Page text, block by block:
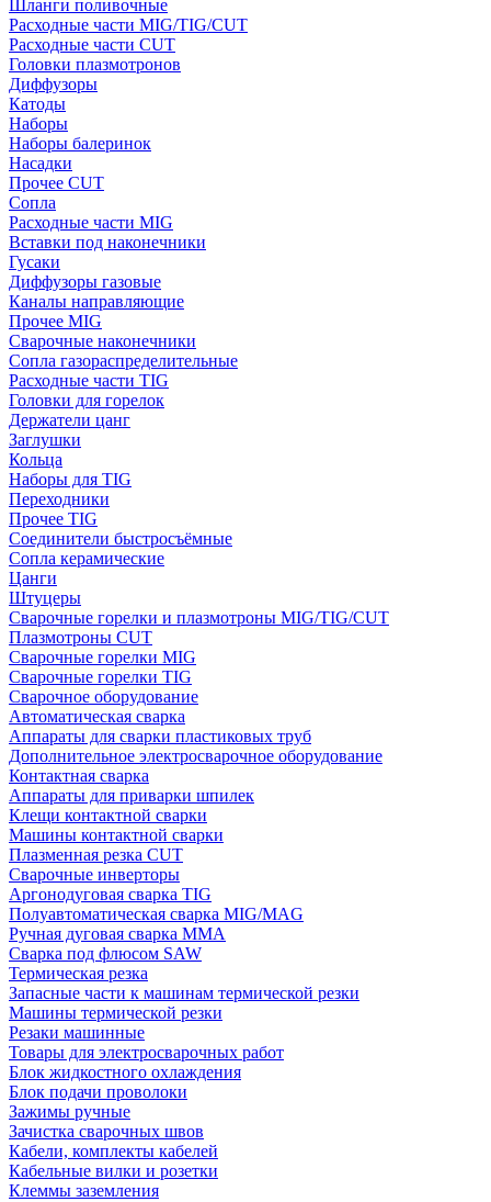
Шланги поливочные
Расходные части MIG/TIG/CUT
Расходные части CUT
Головки плазмотронов
Диффузоры
Катоды
Наборы
Наборы балеринок
Насадки
Прочее CUT
Сопла
Расходные части MIG
Вставки под наконечники
Гусаки
Диффузоры газовые
Каналы направляющие
Прочее MIG
Сварочные наконечники
Сопла газораспределительные
Расходные части TIG
Головки для горелок
Держатели цанг
Заглушки
Кольца
Наборы для TIG
Переходники
Прочее TIG
Соединители быстросъёмные
Сопла керамические
Цанги
Штуцеры
Сварочные горелки и плазмотроны MIG/TIG/CUT
Плазмотроны CUT
Сварочные горелки MIG
Сварочные горелки TIG
Сварочное оборудование
Автоматическая сварка
Аппараты для сварки пластиковых труб
Дополнительное электросварочное оборудование
Контактная сварка
Аппараты для приварки шпилек
Клещи контактной сварки
Машины контактной сварки
Плазменная резка CUT
Сварочные инверторы
Аргонодуговая сварка TIG
Полуавтоматическая сварка MIG/MAG
Ручная дуговая сварка MMA
Сварка под флюсом SAW
Термическая резка
Запасные части к машинам термической резки
Машины термической резки
Резаки машинные
Товары для электросварочных работ
Блок жидкостного охлаждения
Блок подачи проволоки
Зажимы ручные
Зачистка сварочных швов
Кабели, комплекты кабелей
Кабельные вилки и розетки
Клеммы заземления